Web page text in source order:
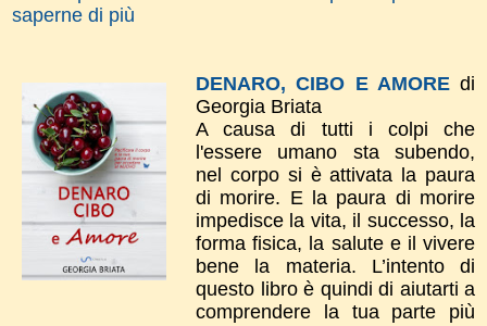
saperne di più
DENARO, CIBO E AMORE di
Georgia Briata
A causa di tutti i colpi che
l'essere umano sta subendo,
nel corpo si è attivata la paura
di morire. E la paura di morire
impedisce la vita, il successo, la
forma fisica, la salute e il vivere
bene la materia. L’intento di
questo libro è quindi di aiutarti a
comprendere la tua parte più